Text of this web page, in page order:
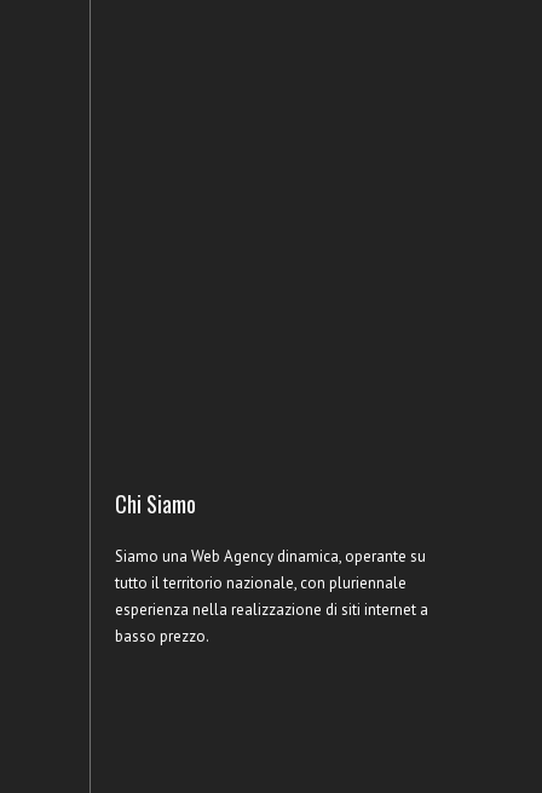
Chi Siamo
Siamo una Web Agency dinamica, operante su
tutto il territorio nazionale, con pluriennale
esperienza nella realizzazione di siti internet a
basso prezzo.